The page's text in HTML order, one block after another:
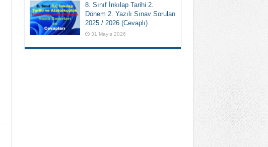
8. Sınıf İnkılap Tarihi 2.
Dönem 2. Yazılı Sınav Soruları
2025 / 2026 (Cevaplı)
31 Mayıs 2026